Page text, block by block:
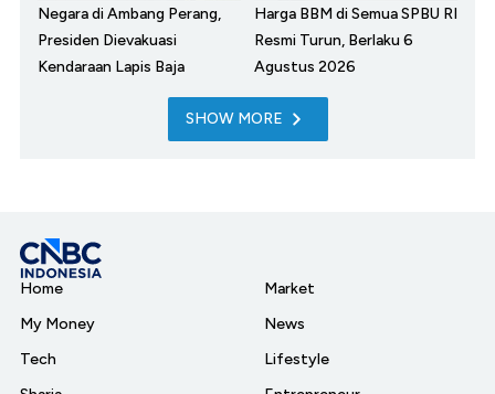
Negara di Ambang Perang,
Presiden Dievakuasi
Kendaraan Lapis Baja
Harga BBM di Semua SPBU RI
Resmi Turun, Berlaku 6
Agustus 2026
SHOW MORE
Home
My Money
Tech
Market
News
Lifestyle